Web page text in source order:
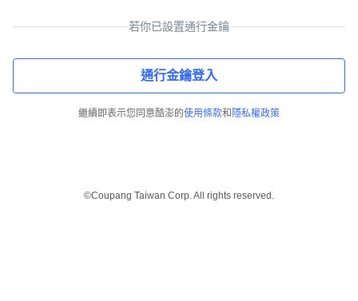
若你已設置通行金鑰
通行金鑰登入
繼續即表示您同意酷澎的使用條款和 隱私權政策
©Coupang Taiwan Corp. All rights reserved.